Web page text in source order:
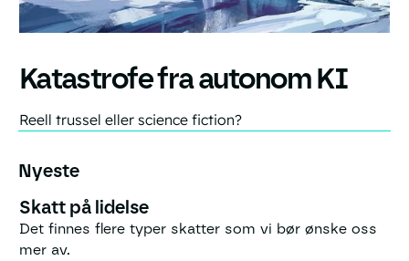
Katastrofe fra autonom KI
Reell trussel eller science fiction?
Nyeste
6.8.2026|Kronikk
Skatt på lidelse
Det finnes flere typer skatter som vi bør ønske oss
mer av.